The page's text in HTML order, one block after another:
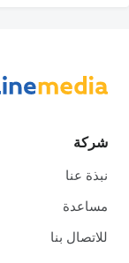
شركة
نبذة عنا
مساعدة
للاتصال بنا